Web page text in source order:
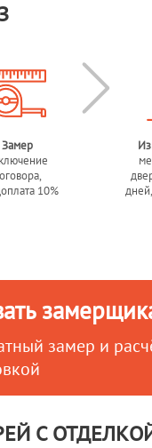
Замер
10%
замер и
С